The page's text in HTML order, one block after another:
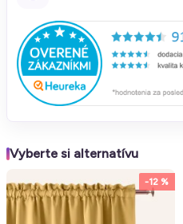
Vyberte si alternatívu
-12 %